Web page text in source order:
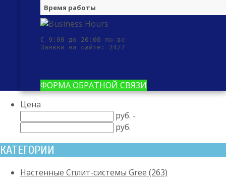
Время работы
С 9:00 до 20:00 пн-вс
Заявки на сайте: 24/7
ФОРМА ОБРАТНОЙ СВЯЗИ
Цена
руб. -
руб.
КАТЕГОРИИ
Настенные Сплит-системы Gree (263)